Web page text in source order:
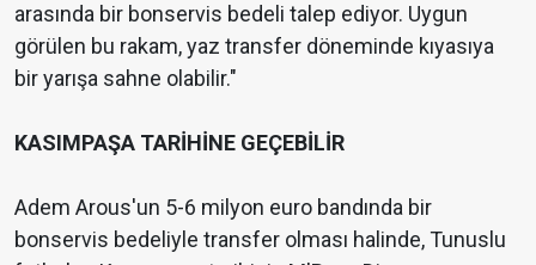
arasında bir bonservis bedeli talep ediyor. Uygun
görülen bu rakam, yaz transfer döneminde kıyasıya
bir yarışa sahne olabilir."
KASIMPAŞA TARİHİNE GEÇEBİLİR
Adem Arous'un 5-6 milyon euro bandında bir
bonservis bedeliyle transfer olması halinde, Tunuslu